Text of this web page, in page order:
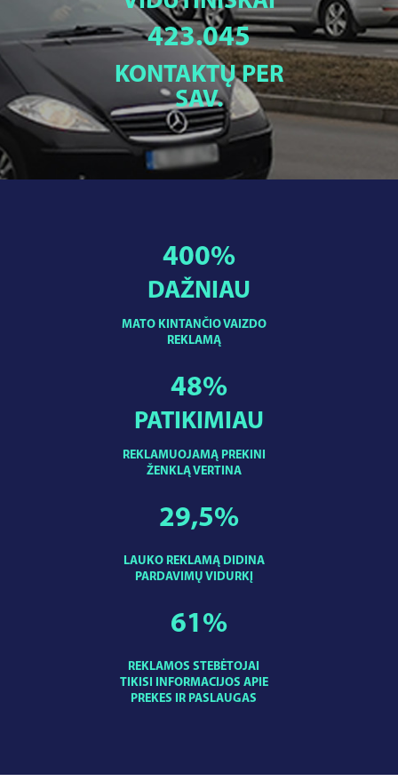
423.045
KONTAKTŲ PER
SAV.
MATO KINTANČIO VAIZDO
REKLAMĄ
400%
DAŽNIAU
REKLAMUOJAMĄ PREKINI
ŽENKLĄ VERTINA
48%
PATIKIMIAU
LAUKO REKLAMĄ DIDINA
PARDAVIMŲ VIDURKĮ
29,5%
REKLAMOS STEBĖTOJAI
TIKISI INFORMACIJOS APIE
PREKES IR PASLAUGAS
61%